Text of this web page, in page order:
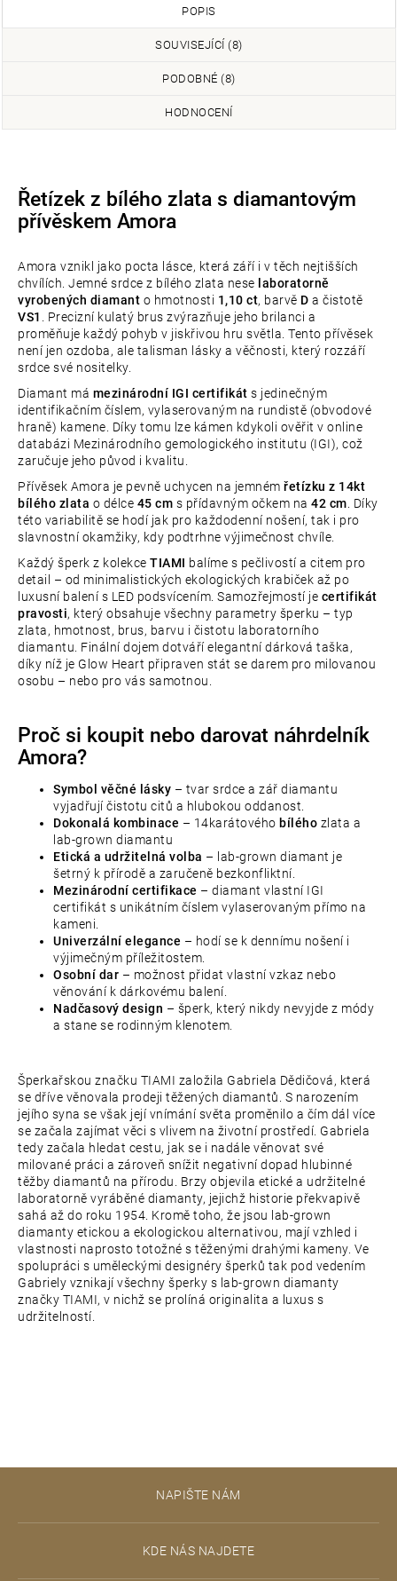
POPIS
SOUVISEJÍCÍ (8)
PODOBNÉ (8)
HODNOCENÍ
Řetízek z bílého zlata s diamantovým
přívěskem Amora
Amora vznikl jako pocta lásce, která září i v těch nejtišších
chvílích. Jemné srdce z bílého zlata nese laboratorně
vyrobených diamant o hmotnosti 1,10 ct, barvě D a čistotě
VS1
. Precizní kulatý brus zvýrazňuje jeho brilanci a
proměňuje každý pohyb v jiskřivou hru světla. Tento přívěsek
není jen ozdoba, ale talisman lásky a věčnosti, který rozzáří
srdce své nositelky.
Diamant má mezinárodní IGI certifikát s jedinečným
identifikačním číslem, vylaserovaným na rundistě (obvodové
hraně) kamene. Díky tomu lze kámen kdykoli ověřit v online
databázi Mezinárodního gemologického institutu (IGI), což
zaručuje jeho původ i kvalitu.
Přívěsek Amora je pevně uchycen na jemném řetízku z 14kt
bílého zlata o délce 45 cm s přídavným očkem na 42 cm . Díky
této variabilitě se hodí jak pro každodenní nošení, tak i pro
slavnostní okamžiky, kdy podtrhne výjimečnost chvíle.
Každý šperk z kolekce TIAMI balíme s pečlivostí a citem pro
detail – od minimalistických ekologických krabiček až po
luxusní balení s LED podsvícením. Samozřejmostí je certifikát
pravosti, který obsahuje všechny parametry šperku – typ
zlata, hmotnost, brus, barvu i čistotu laboratorního
diamantu. Finální dojem dotváří elegantní dárková taška,
díky níž je Glow Heart připraven stát se darem pro milovanou
osobu – nebo pro vás samotnou.
Proč si koupit nebo darovat náhrdelník
Amora?
Symbol věčné lásky – tvar srdce a zář diamantu
vyjadřují čistotu citů a hlubokou oddanost.
Dokonalá kombinace – 14karátového bílého zlata a
lab-grown diamantu
Etická a udržitelná volba – lab-grown diamant je
šetrný k přírodě a zaručeně bezkonfliktní.
Mezinárodní certifikace – diamant vlastní IGI
certifikát s unikátním číslem vylaserovaným přímo na
kameni.
Univerzální elegance – hodí se k dennímu nošení i
výjimečným příležitostem.
Osobní dar – možnost přidat vlastní vzkaz nebo
věnování k dárkovému balení.
Nadčasový design – šperk, který nikdy nevyjde z módy
a stane se rodinným klenotem.
Šperkařskou značku TIAMI založila Gabriela Dědičová, která
se dříve věnovala prodeji těžených diamantů. S narozením
jejího syna se však její vnímání světa proměnilo a čím dál více
se začala zajímat věci s vlivem na životní prostředí. Gabriela
tedy začala hledat cestu, jak se i nadále věnovat své
milované práci a zároveň snížit negativní dopad hlubinné
těžby diamantů na přírodu. Brzy objevila etické a udržitelné
laboratorně vyráběné diamanty, jejichž historie překvapivě
sahá až do roku 1954. Kromě toho, že jsou lab-grown
diamanty etickou a ekologickou alternativou, mají vzhled i
vlastnosti naprosto totožné s těženými drahými kameny. Ve
spolupráci s uměleckými designéry šperků tak pod vedením
Gabriely vznikají všechny šperky s lab-grown diamanty
značky TIAMI, v nichž se prolíná originalita a luxus s
udržitelností.
NAPIŠTE NÁM
KDE NÁS NAJDETE